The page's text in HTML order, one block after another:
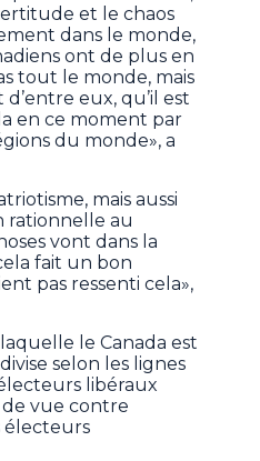
et le chaos
dans le monde,
ont de plus en
tout le monde, mais
eux, qu’il est
en ce moment par
du monde», a
mais aussi
rationnelle au
vont dans la
fait un bon
pas ressenti cela»,
le Canada est
selon les lignes
libéraux
vue contre
électeurs